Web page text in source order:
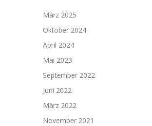
März 2025
Oktober 2024
April 2024
Mai 2023
September 2022
Juni 2022
März 2022
November 2021